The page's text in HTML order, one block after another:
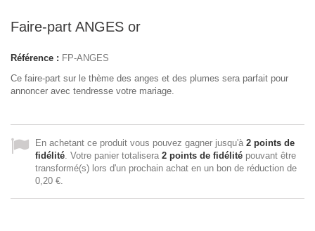
Faire-part ANGES or
Référence : FP-ANGES
Ce faire-part sur le thème des anges et des plumes sera parfait pour
annoncer avec tendresse votre mariage.
En achetant ce produit vous pouvez gagner jusqu'à 2 points de
fidélité. Votre panier totalisera 2 points de fidélité pouvant être
transformé(s) lors d'un prochain achat en un bon de réduction de
0,20 €.